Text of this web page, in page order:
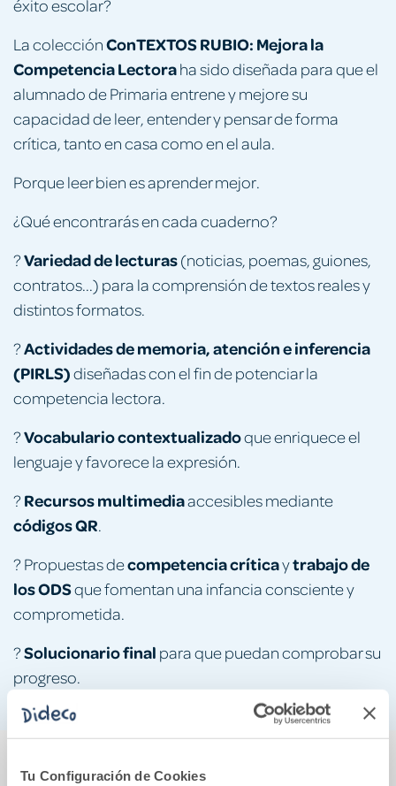
Tu Configuración de Cookies
éxito escolar?
La colecciónConTEXTOS RUBIO: Mejora la
Competencia Lectoraha sido diseñada para que el
alumnado de Primaria entrene y mejore su
capacidad de leer, entender y pensar de forma
crítica, tanto en casa como en el aula.
Porque leer bien es aprender mejor.
¿Qué encontrarás en cada cuaderno?
?Variedad de lecturas(noticias, poemas, guiones,
contratos...) para la comprensión de textos reales y
distintos formatos.
?Actividades de memoria, atención e inferencia
(PIRLS)diseñadas con el fin de potenciar la
competencia lectora.
?Vocabulario contextualizadoque enriquece el
lenguaje y favorece la expresión.
? Recursos multimediaaccesibles mediante
códigos QR.
? Propuestas decompetencia críticaytrabajo de
los ODSque fomentan una infancia consciente y
comprometida.
?Solucionario final para que puedan comprobar su
progreso.